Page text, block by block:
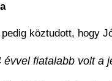
köztudott, hogy
évvel fiatalabb volt a